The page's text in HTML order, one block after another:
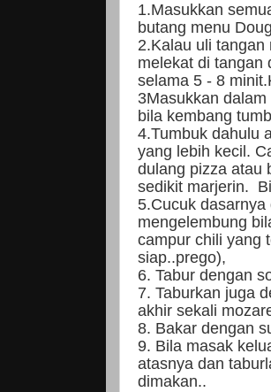
1.Masukkan
butang menu
2.Kalau uli
melekat di tangan
selama 5 - 8
3Masukkan
bila kembang
4.Tumbuk dahulu
yang lebih kecil.
dulang pizza atau
sedikit marjerin.
5.Cucuk
mengelembung
campur chili yang
siap..prego),
6. Tabur dengan
7. Taburkan juga
akhir sekali
8. Bakar dengan
9. Bila masak
atasnya dan
dimakan..